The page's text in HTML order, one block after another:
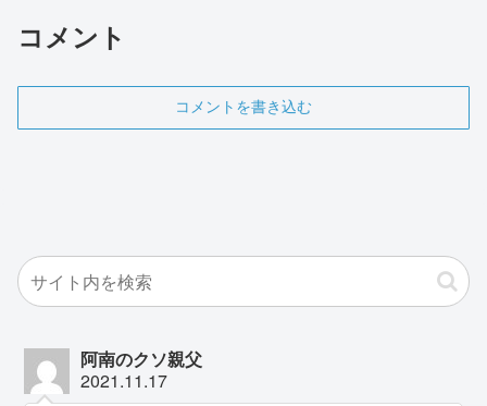
コメント
コメントを書き込む
阿南のクソ親父
2021.11.17